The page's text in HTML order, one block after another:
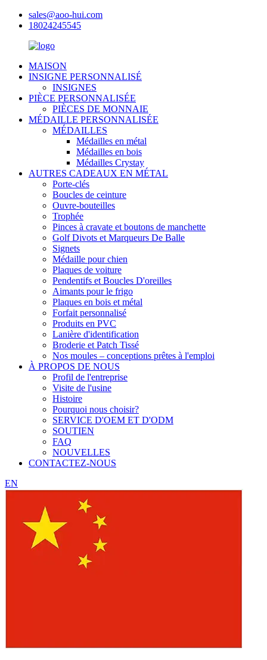
sales@aoo-hui.com
18024245545
MAISON
INSIGNE PERSONNALISÉ
INSIGNES
PIÈCE PERSONNALISÉE
PIÈCES DE MONNAIE
MÉDAILLE PERSONNALISÉE
MÉDAILLES
Médailles en métal
Médailles en bois
Médailles Crystay
AUTRES CADEAUX EN MÉTAL
Porte-clés
Boucles de ceinture
Ouvre-bouteilles
Trophée
Pinces à cravate et boutons de manchette
Golf Divots et Marqueurs De Balle
Signets
Médaille pour chien
Plaques de voiture
Pendentifs et Boucles D'oreilles
Aimants pour le frigo
Plaques en bois et métal
Forfait personnalisé
Produits en PVC
Lanière d'identification
Broderie et Patch Tissé
Nos moules – conceptions prêtes à l'emploi
À PROPOS DE NOUS
Profil de l'entreprise
Visite de l'usine
Histoire
Pourquoi nous choisir?
SERVICE D'OEM ET D'ODM
SOUTIEN
FAQ
NOUVELLES
CONTACTEZ-NOUS
EN